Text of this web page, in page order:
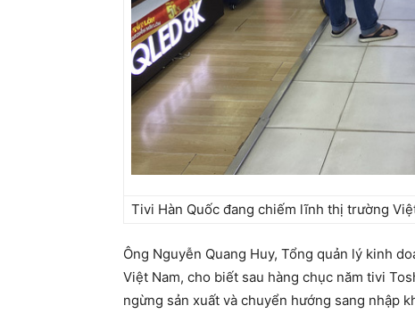
Tivi Hàn Quốc đang chiếm lĩnh thị trường
Ông Nguyễn Quang Huy, Tổng quản lý kinh
Việt Nam, cho biết sau hàng chục năm tivi
ngừng sản xuất và chuyển hướng sang nhập